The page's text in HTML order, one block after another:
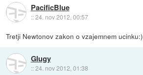
PacificBlue
::24. nov 2012, 00:57
Tretji Newtonov zakon o vzajemnem ucinku:)
Glugy
::24. nov 2012, 01:38